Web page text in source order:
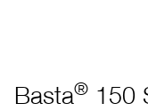
Basta® 150